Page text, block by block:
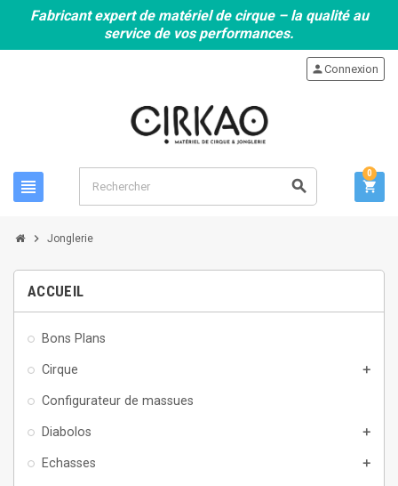
Fabricant expert de matériel de cirque – la qualité au
service de vos performances.
view_headline search
personConnexion
shopping_cart
0
chevron_right Jonglerie
ACCUEIL
Bons Plans
Cirque add
Configurateur de massues
Diabolos add
Echasses add